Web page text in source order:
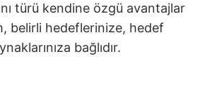
türü kendine özgü avantajlar
belirli hedeflerinize, hedef
bağlıdır.